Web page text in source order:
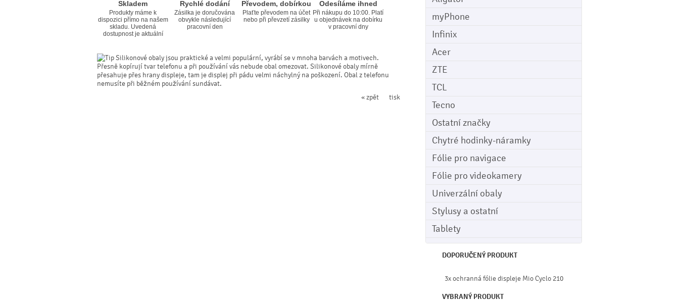
myPhone
Infinix
Acer
ZTE
TCL
Tecno
Ostatní značky
Chytré hodinky-náramky
Fólie pro navigace
Fólie pro videokamery
Univerzální obaly
Stylusy a ostatní
Tablety
DOPORUČENÝ PRODUKT
3x ochranná fólie displeje Mio Cyclo 210
VYBRANÝ PRODUKT
Skladem
Produkty máme k
dispozici přímo na našem
skladu. Uvedená
dostupnost je aktuální
Rychlé dodání
Zásilka je doručována
obvykle následující
pracovní den
Převodem, dobírkou
Plaťte převodem na účet
nebo při převzetí zásilky
Odesíláme ihned
Při nákupu do 10:00. Platí
u objednávek na dobírku
v pracovní dny
Silikonové obaly jsou praktické a velmi populární, vyrábí se v mnoha barvách a motivech.
Přesně kopírují tvar telefonu a při používání vás nebude obal omezovat. Silikonové obaly mírně
přesahuje přes hrany displeje, tam je displej při pádu velmi náchylný na poškození. Obal z telefonu
nemusíte při běžném používání sundávat.
tisk
« zpět